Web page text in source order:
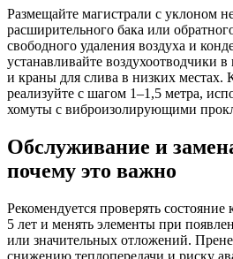
Размещайте магистрали с уклоном
расширительного бака или
свободного удаления воздуха и
устанавливайте воздухоотводчики
и краны для слива в низких местах.
реализуйте с шагом 1–1,5 метра,
хомуты с виброизолирующими
Обслуживание и
почему это важно
Рекомендуется проверять
5 лет и менять элементы при
или значительных отложений.
снижению теплопередачи и риску